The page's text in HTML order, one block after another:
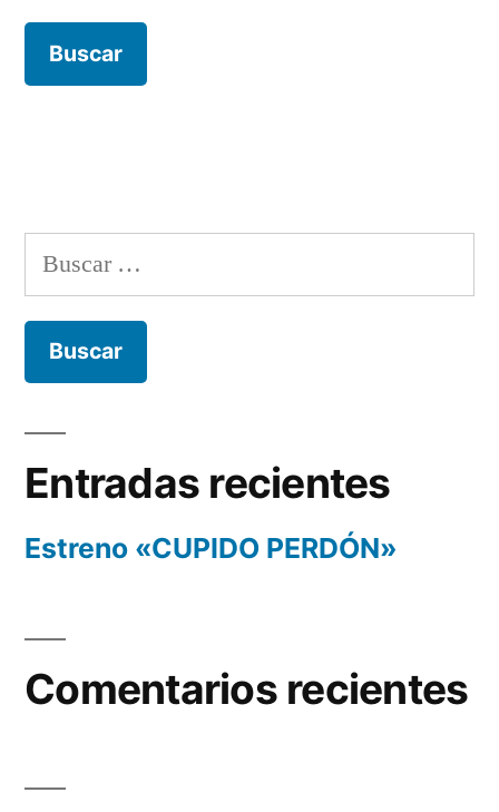
Buscar:
Entradas recientes
Estreno «CUPIDO PERDÓN»
Comentarios recientes